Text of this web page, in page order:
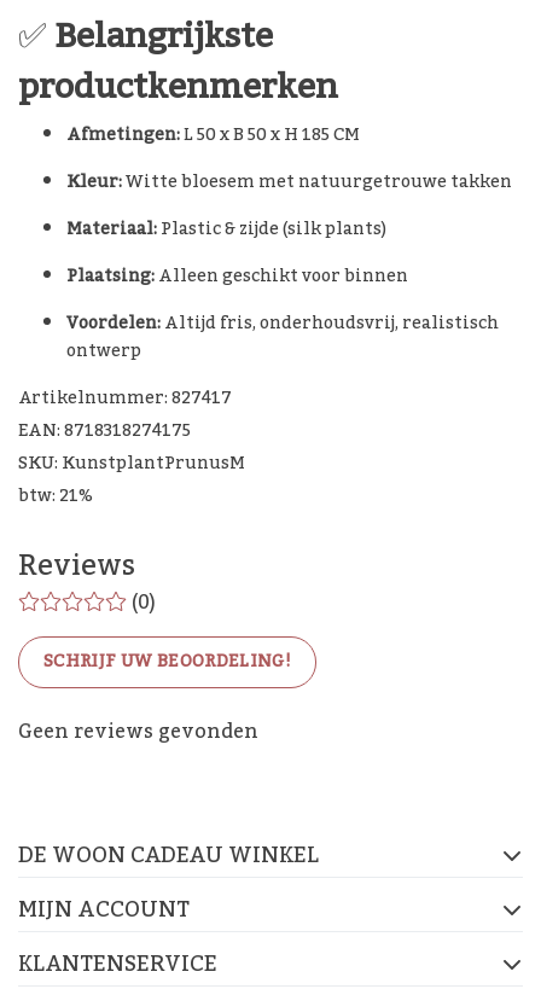
✅Belangrijkste
productkenmerken
Afmetingen:L 50 x B 50 x H 185 CM
Kleur:Witte bloesem met natuurgetrouwe takken
Materiaal:Plastic & zijde (silk plants)
Plaatsing:Alleen geschikt voor binnen
Voordelen:Altijd fris, onderhoudsvrij, realistisch
ontwerp
Artikelnummer: 827417
EAN: 8718318274175
SKU: KunstplantPrunusM
btw: 21%
Reviews
(0)
SCHRIJF UW BEOORDELING!
Geen reviews gevonden
De Woon Cadeau Winkel
DE WOON CADEAU WINKEL
MIJN ACCOUNT
KLANTENSERVICE